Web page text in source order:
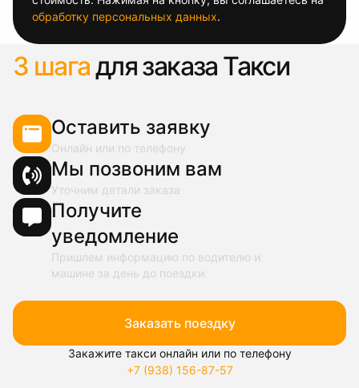
обработку персональных данных.
3 шагадля заказа Такси
Оставить заявку
Онлайн или по телефону
Мы позвоним вам
Уточним детали заказа
Получите
уведомление
Пришлем информацию по водителю и
машине за день до поездки
Заказать поездку
Закажите такси онлайн или по телефону
+7 (938) 156-87-57